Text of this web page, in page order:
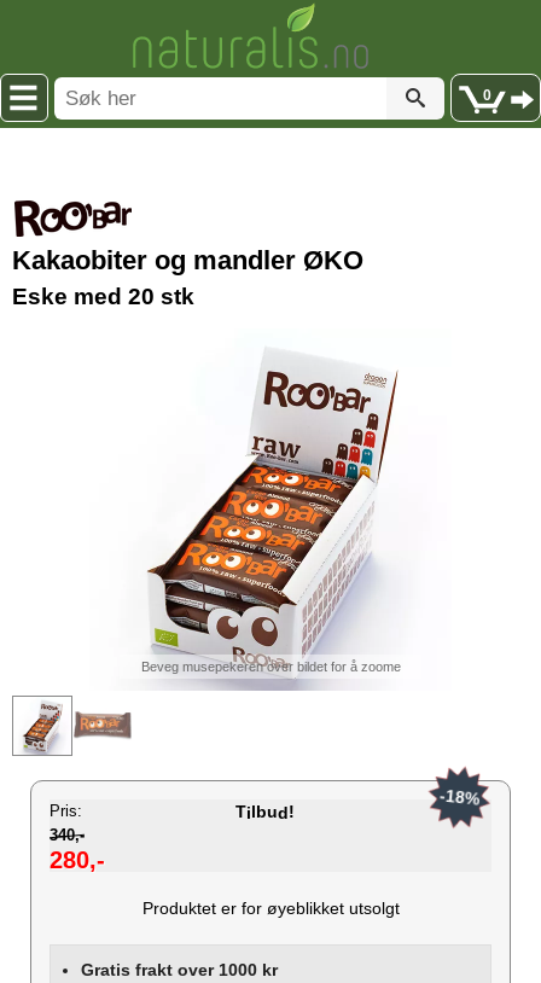
0
Kakaobiter og mandler ØKO
Eske med 20 stk
Beveg musepekeren over bildet for å zoome
Pris: Tilbud!
340,-
280,-
-18%
Produktet er for øyeblikket utsolgt
Gratis frakt over 1000 kr